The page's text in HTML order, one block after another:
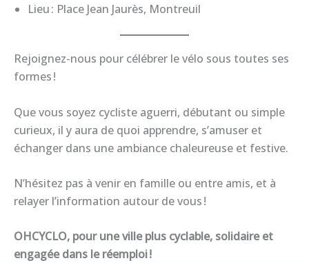
Lieu : Place Jean Jaurès, Montreuil
Rejoignez-nous pour célébrer le vélo sous toutes ses
formes !
Que vous soyez cycliste aguerri, débutant ou simple
curieux, il y aura de quoi apprendre, s’amuser et
échanger dans une ambiance chaleureuse et festive.
N’hésitez pas à venir en famille ou entre amis, et à
relayer l’information autour de vous !
OHCYCLO, pour une ville plus cyclable, solidaire et
engagée dans le réemploi !